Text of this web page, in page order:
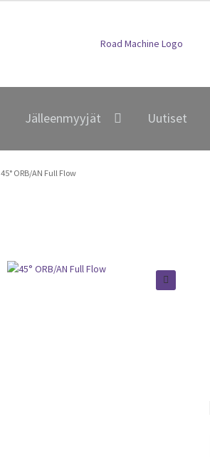
Jälleenmyyjät Uutiset
45° ORB/AN Full Flow